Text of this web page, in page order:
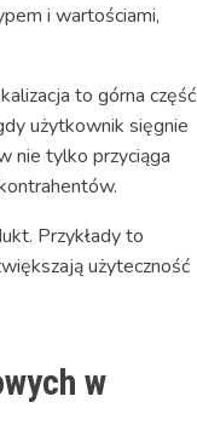
i wartościami,
to górna część
użytkownik sięgnie
nie tylko przyciąga
Przykłady to
użyteczność
w